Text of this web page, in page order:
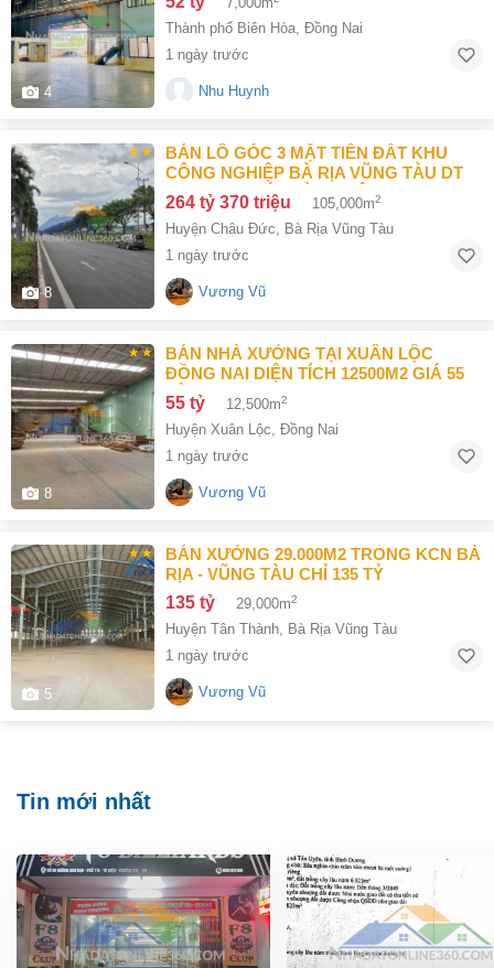
4
Thành phố Biên Hòa, Đồng Nai
1 ngày trước
Nhu Huynh
8
BÁN LÔ GÓC 3 MẶT TIỀN ĐẤT KHU
CÔNG NGHIỆP BÀ RỊA VŨNG TÀU DT
105000M2 GIÁ CHỈ 100 ĐÔ/M2
264 tỷ 370 triệu 105,000m2
Huyện Châu Đức, Bà Rịa Vũng Tàu
1 ngày trước
Vương Vũ
8
BÁN NHÀ XƯỞNG TẠI XUÂN LỘC
ĐỒNG NAI DIỆN TÍCH 12500M2 GIÁ 55
TỶ
55 tỷ 12,500m2
Huyện Xuân Lộc, Đồng Nai
1 ngày trước
Vương Vũ
5
BÁN XƯỞNG 29.000M2 TRONG KCN BÀ
RỊA - VŨNG TÀU CHỈ 135 TỶ
135 tỷ 29,000m2
Huyện Tân Thành Bà Rịa Vũng Tàu
1 ngày trước
Vương Vũ
Tin mới nhất